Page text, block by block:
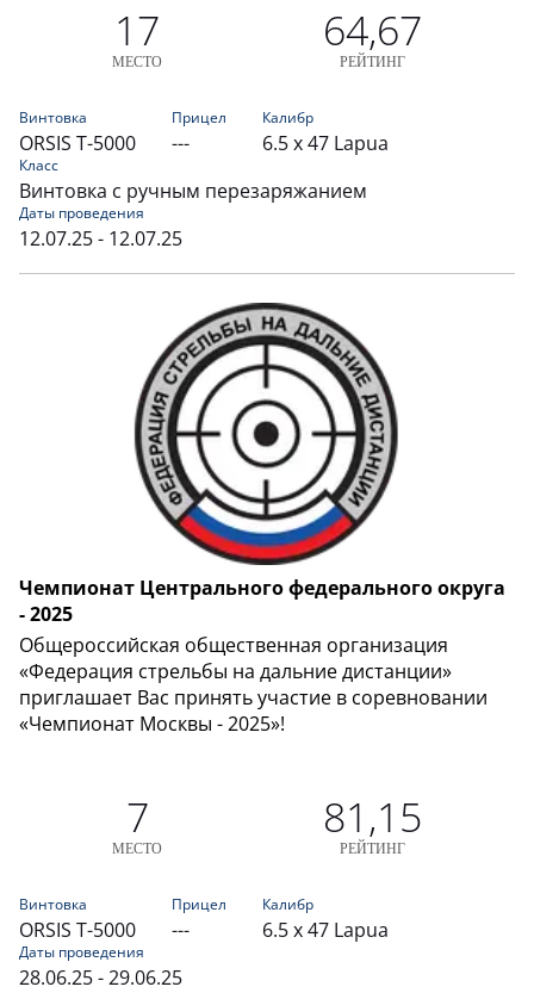
17
МЕСТО
64,67
РЕЙТИНГ
Винтовка
ORSIS T-5000
Прицел
---
Калибр
6.5 x 47 Lapua
Класс
Винтовка с ручным перезаряжанием
Даты проведения
12.07.25 - 12.07.25
Чемпионат Центрального федерального округа
- 2025
Общероссийская общественная организация
«Федерация стрельбы на дальние дистанции»
приглашает Вас принять участие в соревновании
«Чемпионат Москвы - 2025»!
7
МЕСТО
81,15
РЕЙТИНГ
Винтовка
ORSIS T-5000
Прицел
---
Калибр
6.5 x 47 Lapua
Даты проведения
28.06.25 - 29.06.25